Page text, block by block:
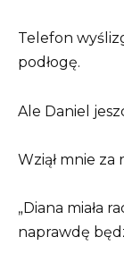
Telefon
podłogę.
Ale Daniel
Wziął mnie za
„Diana miała
naprawdę